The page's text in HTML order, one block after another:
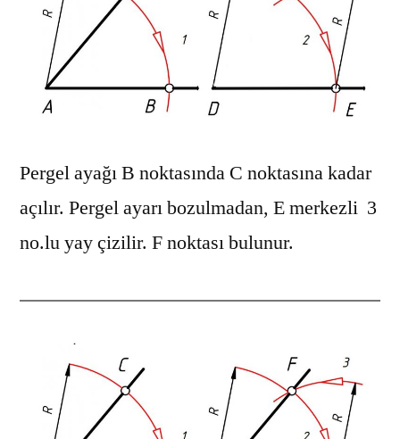
Pergel ayağı B noktasında C noktasına kadar
açılır. Pergel ayarı bozulmadan, E merkezli 3
no.lu yay çizilir. F noktası bulunur.